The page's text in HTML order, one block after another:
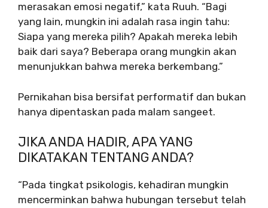
merasakan emosi negatif,” kata Ruuh. “Bagi
yang lain, mungkin ini adalah rasa ingin tahu:
Siapa yang mereka pilih? Apakah mereka lebih
baik dari saya? Beberapa orang mungkin akan
menunjukkan bahwa mereka berkembang.”
Pernikahan bisa bersifat performatif dan bukan
hanya dipentaskan pada malam sangeet.
JIKA ANDA HADIR, APA YANG
DIKATAKAN TENTANG ANDA?
“Pada tingkat psikologis, kehadiran mungkin
mencerminkan bahwa hubungan tersebut telah